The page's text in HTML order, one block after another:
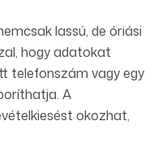
lassú, de óriási
hogy adatokat
telefonszám vagy egy
A
okozhat,